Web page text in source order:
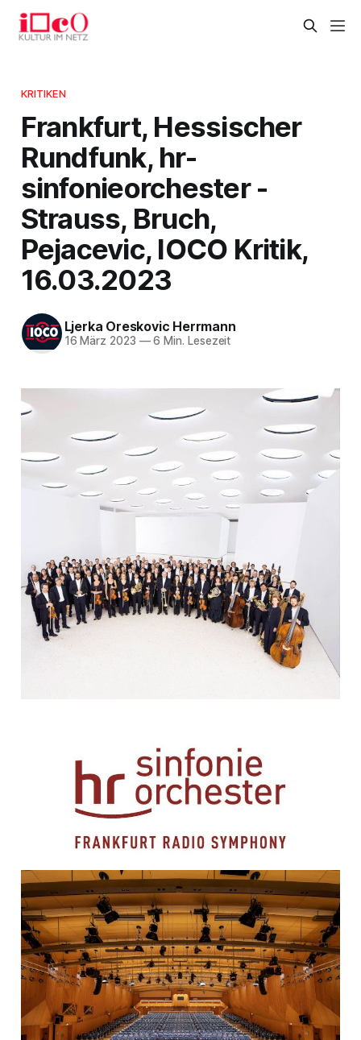
KRITIKEN
Frankfurt, Hessischer
Rundfunk, hr-
sinfonieorchester -
Strauss, Bruch,
Pejacevic, IOCO Kritik,
16.03.2023
Ljerka Oreskovic Herrmann
16 März 2023 —6 Min. Lesezeit